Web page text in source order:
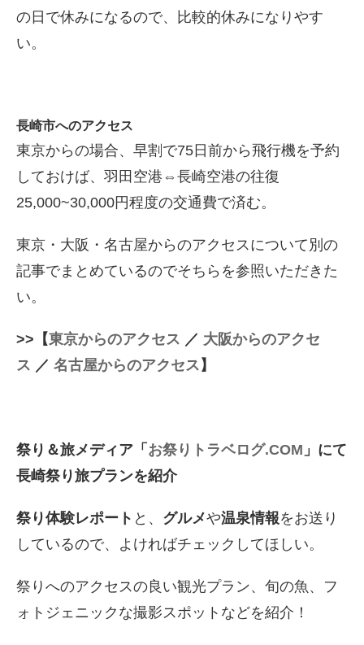
の日で休みになるので、比較的休みになりやす
い。
長崎市へのアクセス
東京からの場合、早割で75日前から飛行機を予約
しておけば、羽田空港⇔長崎空港の往復
25,000~30,000円程度の交通費で済む。
東京・大阪・名古屋からのアクセスについて別の
記事でまとめているのでそちらを参照いただきた
い。
>>【東京からのアクセス ／ 大阪からのアクセ
ス ／ 名古屋からのアクセス 】
祭り＆旅メディア「 お祭りトラベログ.COM 」にて
長崎祭り旅プランを紹介
祭り体験レポート と、 グルメや温泉情報をお送り
しているので、よければチェックしてほしい。
祭りへのアクセスの良い観光プラン、旬の魚、フ
ォトジェニックな撮影スポットなどを紹介！